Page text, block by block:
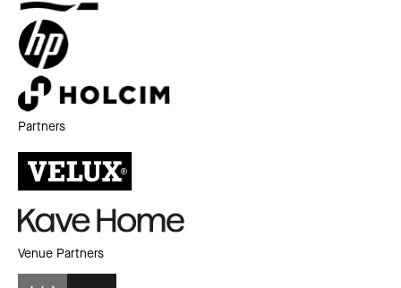
Partners
Venue Partners